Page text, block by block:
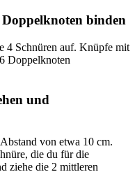
binden
4 Schnüren auf. Knüpfe mit
Doppelknoten
und
von etwa 10 cm.
die du für die
ziehe die 2 mittleren